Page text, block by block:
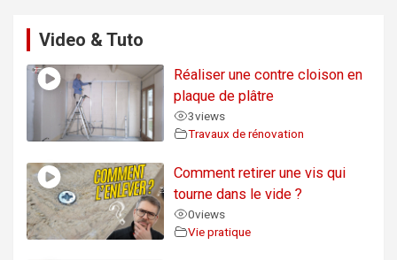
Video & Tuto
Réaliser une contre cloison en
plaque de plâtre
3views
Travaux de rénovation
Comment retirer une vis qui
tourne dans le vide ?
0views
Vie pratique